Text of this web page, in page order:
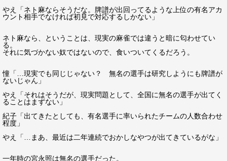
やえ「ネト麻ならそうだな。牌譜が出回ってるような上位の有名アカ
ウント相手でなければ初見で対応するしかない」
ネト麻なら、ということは、現実の麻雀では違うと暗に匂わせてい
る。
それに気づかない奴ではないので、食いついてくるだろう。
憧「…現実でも同じじゃない？ 無名の選手は研究しようにも牌譜が
ないじゃん」
やえ「それはそうだが、現実問題として、全国に無名の選手が出てく
ることはまずない」
紀子「出てきたとしても、有名選手に率いられたチームの人数合わせ
程度」
やえ「…まあ、最近は二年連続でおかしなやつが出てきているがな」
一年時の宮永照は無名の選手だった。